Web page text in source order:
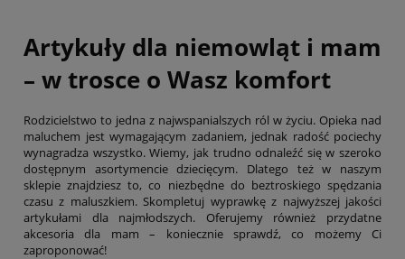
Artykuły dla niemowląt i mam
– w trosce o Wasz komfort
Rodzicielstwo to jedna z najwspanialszych ról w życiu. Opieka nad
maluchem jest wymagającym zadaniem, jednak radość pociechy
wynagradza wszystko. Wiemy, jak trudno odnaleźć się w szeroko
dostępnym asortymencie dziecięcym. Dlatego też w naszym
sklepie znajdziesz to, co niezbędne do beztroskiego spędzania
czasu z maluszkiem. Skompletuj wyprawkę z najwyższej jakości
artykułami dla najmłodszych. Oferujemy również przydatne
akcesoria dla mam – koniecznie sprawdź, co możemy Ci
zaproponować!